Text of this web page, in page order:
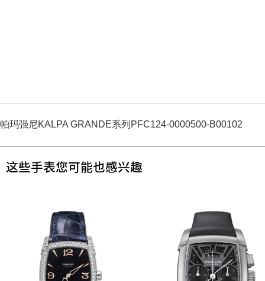
帕玛强尼KALPA GRANDE系列PFC124-0000500-B00102
这些手表您可能也感兴趣